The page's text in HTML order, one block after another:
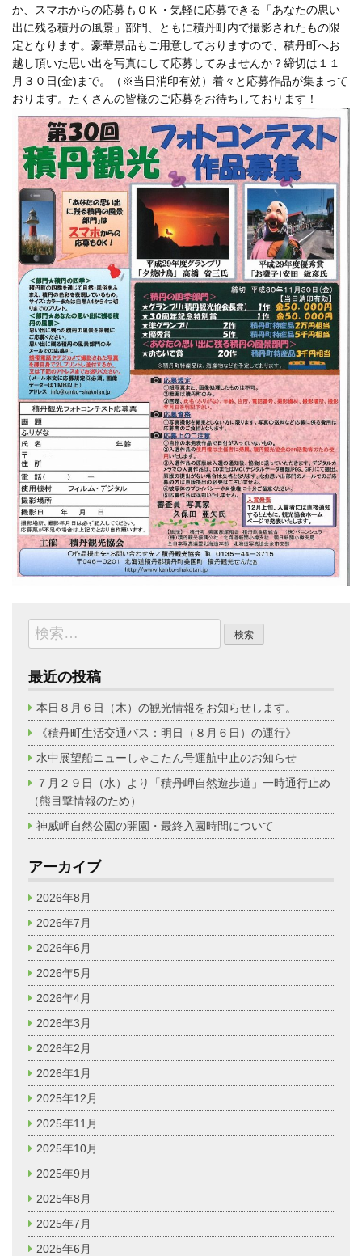
か、スマホからの応募もＯＫ・気軽に応募できる「あなたの思い
出に残る積丹の風景」部門、ともに積丹町内で撮影されたもの限
定となります。豪華景品もご用意しておりますので、積丹町へお
越し頂いた思い出を写真にして応募してみませんか？締切は１１
月３０日(金)まで。（※当日消印有効）着々と応募作品が集まって
おります。たくさんの皆様のご応募をお待ちしております！
検
索:
最近の投稿
本日８月６日（木）の観光情報をお知らせします。
《積丹町生活交通バス：明日（８月６日）の運行》
水中展望船ニューしゃこたん号運航中止のお知らせ
７月２９日（水）より「積丹岬自然遊歩道」一時通行止め
（熊目撃情報のため）
神威岬自然公園の開園・最終入園時間について
アーカイブ
2026年8月
2026年7月
2026年6月
2026年5月
2026年4月
2026年3月
2026年2月
2026年1月
2025年12月
2025年11月
2025年10月
2025年9月
2025年8月
2025年7月
2025年6月